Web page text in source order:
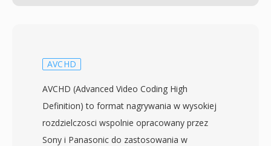
AVCHD
AVCHD (Advanced Video Coding High
Definition) to format nagrywania w wysokiej
rozdzielczosci wspolnie opracowany przez
Sony i Panasonic do zastosowania w